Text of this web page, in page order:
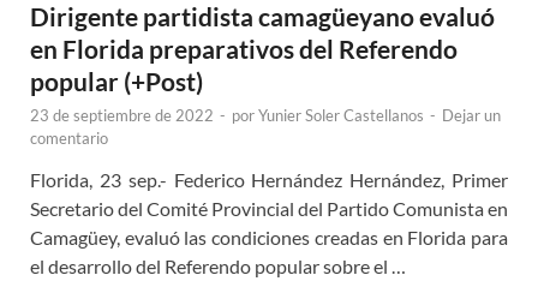
Dirigente partidista camagüeyano evaluó
en Florida preparativos del Referendo
popular (+Post)
23 de septiembre de 2022 - porYunier Soler Castellanos - Dejar un
comentario
Florida, 23 sep.- Federico Hernández Hernández, Primer
Secretario del Comité Provincial del Partido Comunista en
Camagüey, evaluó las condiciones creadas en Florida para
el desarrollo del Referendo popular sobre el …